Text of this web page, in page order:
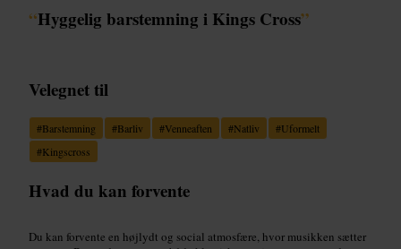
“Hyggelig barstemning i Kings Cross”
Velegnet til
#Barstemning #Barliv #Venneaften #Natliv #Uformelt
#Kingscross
Hvad du kan forvente
Du kan forvente en højlydt og social atmosfære, hvor musikken sætter